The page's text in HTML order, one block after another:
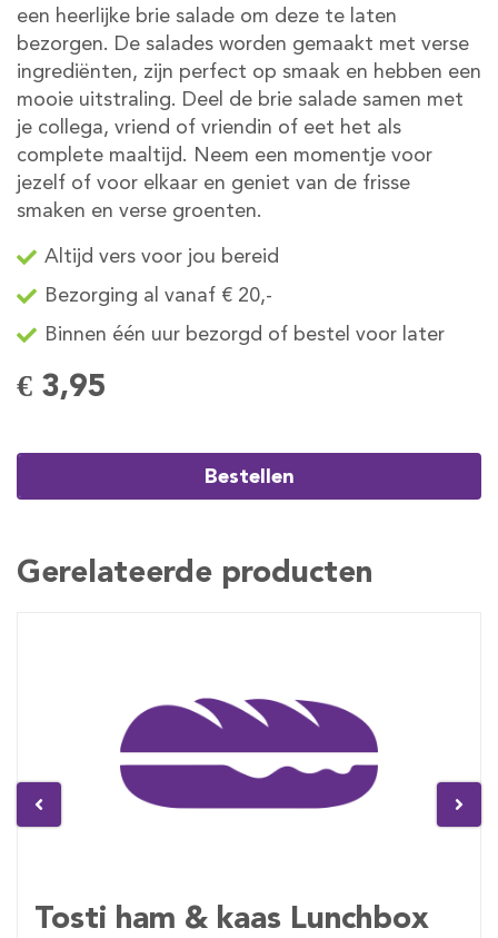
een heerlijke brie salade om deze te laten
bezorgen. De salades worden gemaakt met verse
ingrediënten, zijn perfect op smaak en hebben een
mooie uitstraling. Deel de brie salade samen met
je collega, vriend of vriendin of eet het als
complete maaltijd. Neem een momentje voor
jezelf of voor elkaar en geniet van de frisse
smaken en verse groenten.
Altijd vers voor jou bereid
Bezorging al vanaf € 20,-
Binnen één uur bezorgd of bestel voor later
€ 3,95
Bestellen
Gerelateerde producten
Tosti ham & kaas Lunchbox